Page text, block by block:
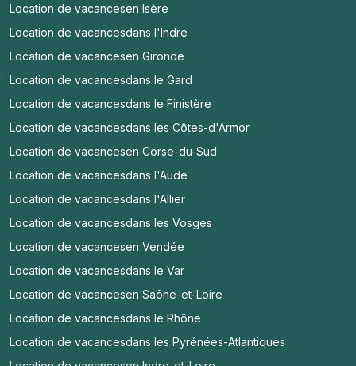
Location de vacancesen Isère
Location de vacancesdans l'Indre
Location de vacancesen Gironde
Location de vacancesdans le Gard
Location de vacancesdans le Finistère
Location de vacancesdans les Côtes-d'Armor
Location de vacancesen Corse-du-Sud
Location de vacancesdans l'Aude
Location de vacancesdans l'Allier
Location de vacancesdans les Vosges
Location de vacancesen Vendée
Location de vacancesdans le Var
Location de vacancesen Saône-et-Loire
Location de vacancesdans le Rhône
Location de vacancesdans les Pyrénées-Atlantiques